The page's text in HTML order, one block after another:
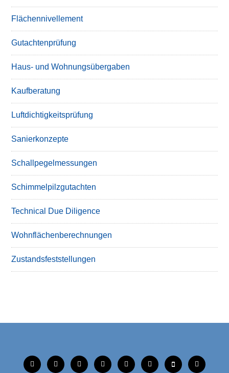
Flächennivellement
Gutachtenprüfung
Haus- und Wohnungsübergaben
Kaufberatung
Luftdichtigkeitsprüfung
Sanierkonzepte
Schallpegelmessungen
Schimmelpilzgutachten
Technical Due Diligence
Wohnflächenberechnungen
Zustandsfeststellungen
tiktok instagramfacebooklinkedinxing linkedinmobilemail